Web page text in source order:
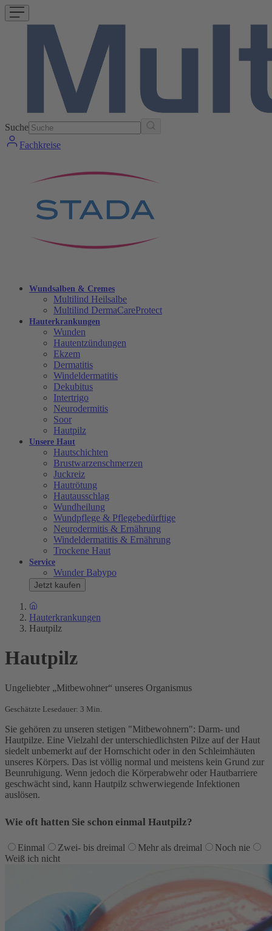
Suche
Fachkreise
Wundsalben & Cremes
Multilind Heilsalbe
Multilind DermaCareProtect
Hauterkrankungen
Wunden
Hautentzündungen
Ekzem
Dermatitis
Windeldermatitis
Dekubitus
Intertrigo
Neurodermitis
Soor
Hautpilz
Unsere Haut
Hautschichten
Brustwarzenschmerzen
Juckreiz
Hautrötung
Hautausschlag
Wundheilung
Wundpflege & Pflegebedürftige
Neurodermitis & Ernährung
Windeldermatitis & Ernährung
Trockene Haut
Service
Wunder Babypo
Jetzt kaufen
Hauterkrankungen
Hautpilz
Hautpilz
Ungeliebter „Mitbewohner“ unseres Organismus
Geschätzte Lesedauer: 3 Min.
Sie gehören zu unseren stetigen "Mitbewohnern": Darm- und
Hautpilze. Eine Vielzahl der unterschiedlichsten Pilze auf der Haut
siedelt unbemerkt auf der Hornschicht oder in den Schleimhäuten
unseres Körpers. Das ist völlig normal und meistens kein Grund zur
Beunruhigung. Wenn jedoch die Körperabwehr oder Hautbarriere
geschwächt sind, kann Hautpilz schwerwiegende Infektionen
auslösen.
Wie oft hatten Sie schon einmal Hautpilz?
Einmal Zwei- bis dreimal Mehr als dreimal
Noch nie
Weiß ich nicht